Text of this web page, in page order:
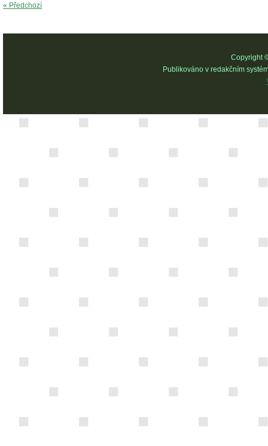
« Předchozí
Copyright
Publikováno v redakčním